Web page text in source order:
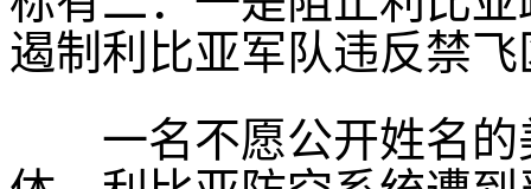
遏制利比亚军队违反禁
一名不愿公开姓名的